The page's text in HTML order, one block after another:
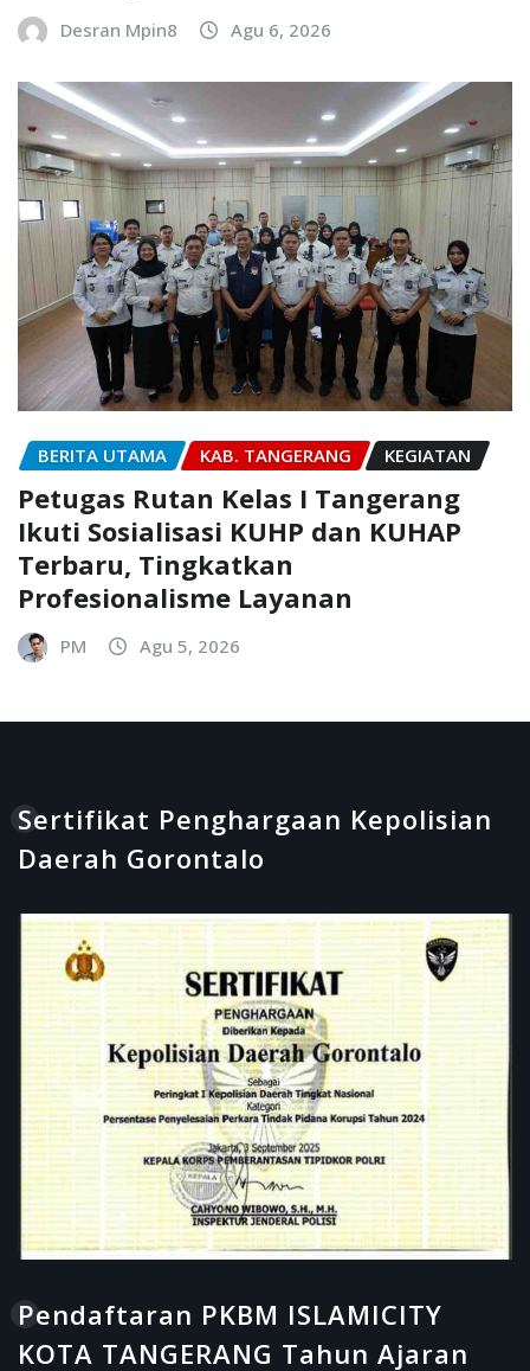
Desran Mpin8 Agu 6, 2026
BERITA UTAMA KAB. TANGERANG KEGIATAN
Petugas Rutan Kelas I Tangerang
Ikuti Sosialisasi KUHP dan KUHAP
Terbaru, Tingkatkan
Profesionalisme Layanan
PM Agu 5, 2026
Sertifikat Penghargaan Kepolisian
Daerah Gorontalo
Pendaftaran PKBM ISLAMICITY
KOTA TANGERANG Tahun Ajaran